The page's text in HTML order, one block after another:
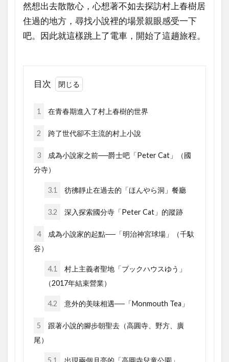
然想出去散散心，心想著不如去探訪村上春樹居
住過的地方，尋找小說裡的場景親眼感受一下
吧。因此就這樣跳上了電車，開始了這趟旅程。
目次
1 在青春期進入了村上春樹的世界
2 跨了世代卻不主流的村上小說
3
成為小說家之前──爵士吧「Peter Cat」（國
分寺）
3.1 彷彿靜止在過去的「ほんやら洞」餐廳
3.2 深入探索國分寺「Peter Cat」的蹤跡
4
成為小說家的起點──「明治神宮球場」（千馱
谷）
4.1
村上主義者聖地「ブックハウスゆう」
（2017年結束營業）
4.2 意外的美味相遇──「Monmouth Tea」
5
跟著小說的腳步朝聖去（高圓寺、野方、廣
尾）
5.1
出現兩個月亮的「高圓寺兒童公園」